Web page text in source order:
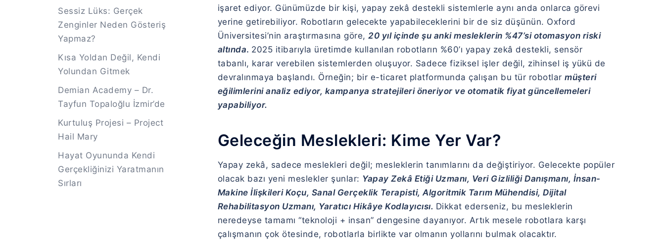
işaret ediyor. Günümüzde bir kişi, yapay zekâ destekli sistemlerle aynı anda onlarca görevi
yerine getirebiliyor. Robotların gelecekte yapabileceklerini bir de siz düşünün. Oxford
Üniversitesi’nin araştırmasına göre, 20 yıl içinde şu anki mesleklerin %47’si otomasyon riski
altında. 2025 itibarıyla üretimde kullanılan robotların %60’ı yapay zekâ destekli, sensör
tabanlı, karar verebilen sistemlerden oluşuyor. Sadece fiziksel işler değil, zihinsel iş yükü de
devralınmaya başlandı. Örneğin; bir e-ticaret platformunda çalışan bu tür robotlar müşteri
eğilimlerini analiz ediyor, kampanya stratejileri öneriyor ve otomatik fiyat güncellemeleri
yapabiliyor.
Geleceğin Meslekleri: Kime Yer Var?
Yapay zekâ, sadece meslekleri değil; mesleklerin tanımlarını da değiştiriyor. Gelecekte popüler
olacak bazı yeni meslekler şunlar: Yapay Zekâ Etiği Uzmanı, Veri Gizliliği Danışmanı, İnsan-
Makine İlişkileri Koçu, Sanal Gerçeklik Terapisti, Algoritmik Tarım Mühendisi, Dijital
Rehabilitasyon Uzmanı, Yaratıcı Hikâye Kodlayıcısı. Dikkat ederseniz, bu mesleklerin
neredeyse tamamı “teknoloji + insan” dengesine dayanıyor. Artık mesele robotlara karşı
çalışmanın çok ötesinde, robotlarla birlikte var olmanın yollarını bulmak olacaktır.
Sessiz Lüks: Gerçek
Zenginler Neden Gösteriş
Yapmaz?
Kısa Yoldan Değil, Kendi
Yolundan Gitmek
Demian Academy – Dr.
Tayfun Topaloğlu İzmir’de
Kurtuluş Projesi – Project
Hail Mary
Hayat Oyununda Kendi
Gerçekliğinizi Yaratmanın
Sırları